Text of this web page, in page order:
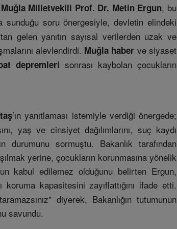
Milletvekili Prof. Dr. Metin Ergun, bu
sunduğu soru önergesiyle, devletin elindeki
gelen yanıtın sayısal verilerden uzak ve
alevlendirdi. Muğla haber ve siyaset
depremleri sonrası kaybolan çocukların
’ın yanıtlaması istemiyle verdiği önergede;
yaş ve cinsiyet dağılımlarını, suç kaydı
durumunu sormuştu. Bakanlık tarafından
yerine, çocukların korunmasına yönelik
kabul edilemez olduğunu belirten Ergun,
koruma kapasitesini zayıflattığını ifade etti.
diyerek, Bakanlığın tutumunun
savundu.